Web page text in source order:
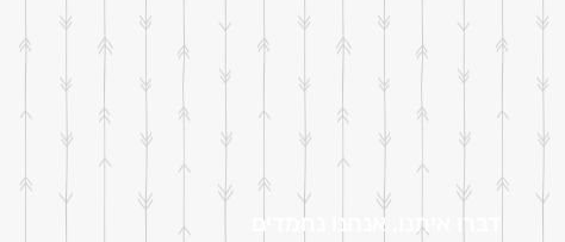
דברו איתנו, אנחנו נחמדים